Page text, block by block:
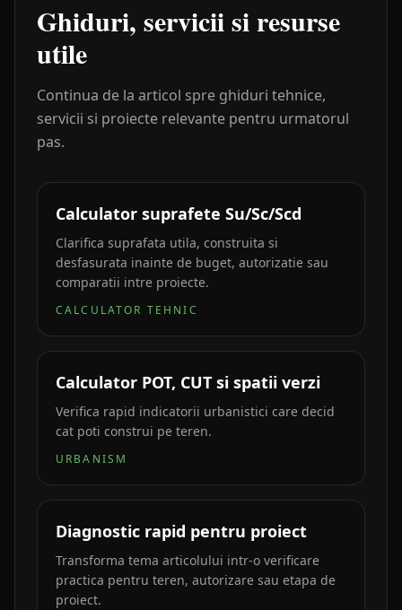
Ghiduri, servicii si resurse
utile
Continua de la articol spre ghiduri tehnice,
servicii si proiecte relevante pentru urmatorul
pas.
Calculator suprafete Su/Sc/Scd
Clarifica suprafata utila, construita si
desfasurata inainte de buget, autorizatie sau
comparatii intre proiecte.
CALCULATOR TEHNIC
Calculator POT, CUT si spatii verzi
Verifica rapid indicatorii urbanistici care decid
cat poti construi pe teren.
URBANISM
Diagnostic rapid pentru proiect
Transforma tema articolului intr-o verificare
practica pentru teren, autorizare sau etapa de
proiect.